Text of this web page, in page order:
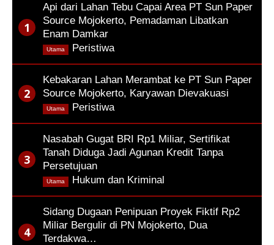
Api dari Lahan Tebu Capai Area PT Sun Paper
Source Mojokerto, Pemadaman Libatkan
Enam Damkar
Peristiwa
Utama
Kebakaran Lahan Merambat ke PT Sun Paper
Source Mojokerto, Karyawan Dievakuasi
Peristiwa
Utama
Nasabah Gugat BRI Rp1 Miliar, Sertifikat
Tanah Diduga Jadi Agunan Kredit Tanpa
Persetujuan
Hukum dan Kriminal
Utama
Sidang Dugaan Penipuan Proyek Fiktif Rp2
Miliar Bergulir di PN Mojokerto, Dua
Terdakwa…